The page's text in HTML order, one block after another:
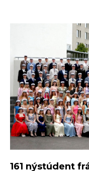
161 nýstúdent